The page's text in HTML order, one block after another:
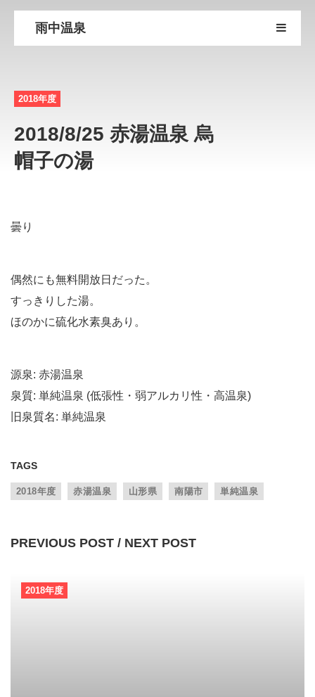
雨中温泉
2018年度
2018/8/25 赤湯温泉 烏
帽子の湯
曇り
偶然にも無料開放日だった。
すっきりした湯。
ほのかに硫化水素臭あり。
源泉: 赤湯温泉
泉質: 単純温泉 (低張性・弱アルカリ性・高温泉)
旧泉質名: 単純温泉
TAGS
2018年度 赤湯温泉 山形県 南陽市 単純温泉
PREVIOUS POST / NEXT POST
2018年度